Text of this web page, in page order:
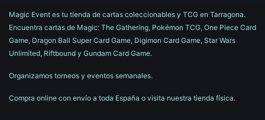
Magic Event es tu tienda de cartas coleccionables y TCG en Tarragona.
Encuentra cartas de Magic: The Gathering, Pokémon TCG, One Piece Card
Game, Dragon Ball Super Card Game, Digimon Card Game, Star Wars
Unlimited, Riftbound y Gundam Card Game.
Organizamos torneos y eventos semanales.
Compra online con envío a toda España o visita nuestra tienda física.